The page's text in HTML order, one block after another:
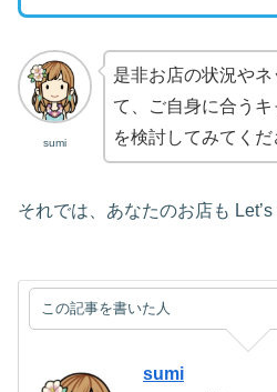
sumi
是非お店の状況や
て、ご自身に合う
を検討してみてくだ
それでは、あなたのお店も Let’s
この記事を書いた人
sumi